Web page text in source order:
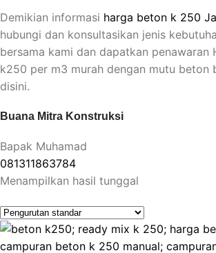
Demikian informasi harga beton k 250
hubungi dan konsultasikan jenis
bersama kami dan dapatkan penawaran
k250 per m3 murah dengan mutu beton
disini.
Buana Mitra Konstruksi
Bapak Muhamad
081311863784
Menampilkan hasil tunggal